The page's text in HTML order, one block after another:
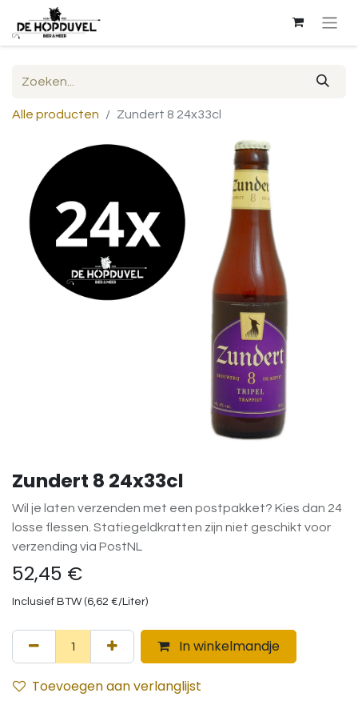
Alle producten Zundert 8 24x33cl
Zundert 8 24x33cl
Wil je laten verzenden met een postpakket? Kies dan 24
losse flessen. Statiegeldkratten zijn niet geschikt voor
verzending via PostNL
52,45 €
Inclusief BTW (6,62 €/Liter)
In winkelmandje
Toevoegen aan verlanglijst